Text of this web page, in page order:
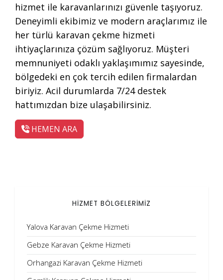
hizmet ile karavanlarınızı güvenle taşıyoruz.
Deneyimli ekibimiz ve modern araçlarımız ile
her türlü karavan çekme hizmeti
ihtiyaçlarınıza çözüm sağlıyoruz. Müşteri
memnuniyeti odaklı yaklaşımımız sayesinde,
bölgedeki en çok tercih edilen firmalardan
biriyiz. Acil durumlarda 7/24 destek
hattımızdan bize ulaşabilirsiniz.
HEMEN ARA
HİZMET BÖLGELERİMİZ
Yalova Karavan Çekme Hizmeti
Gebze Karavan Çekme Hizmeti
Orhangazi Karavan Çekme Hizmeti